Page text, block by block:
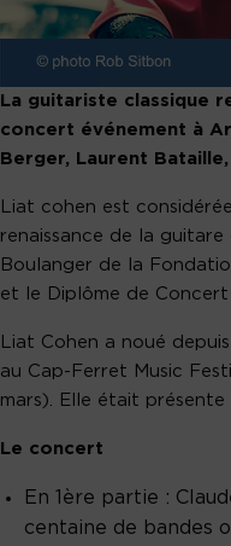
La guitariste classique
concert événement à
Berger, Laurent
Liat cohen est
renaissance de la
Boulanger de la
et le Diplôme de Concert
Liat Cohen a noué
au Cap-Ferret Music
mars). Elle était présente
Le concert
En 1ère partie :
centaine de bandes